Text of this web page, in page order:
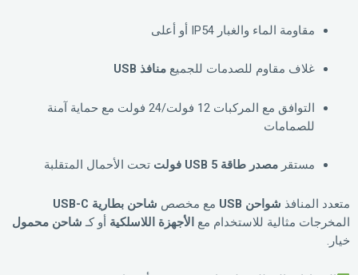
مقاومة الماء والغبار IP54 أو أعلى
غلاف مقاوم للصدمات للجميع منافذ USB
التوافق مع المركبات 12 فولت/24 فولت مع حماية آمنة
للصمامات
مستقر مصدر طاقة USB 5 فولت تحت الأحمال المتقلبة
متعدد المنافذ شواحن USB مع مخصص شاحن بطارية USB-C
المخرجات مثالية للاستخدام مع الأجهزة اللاسلكية أو كـ شاحن محمول
خيار.